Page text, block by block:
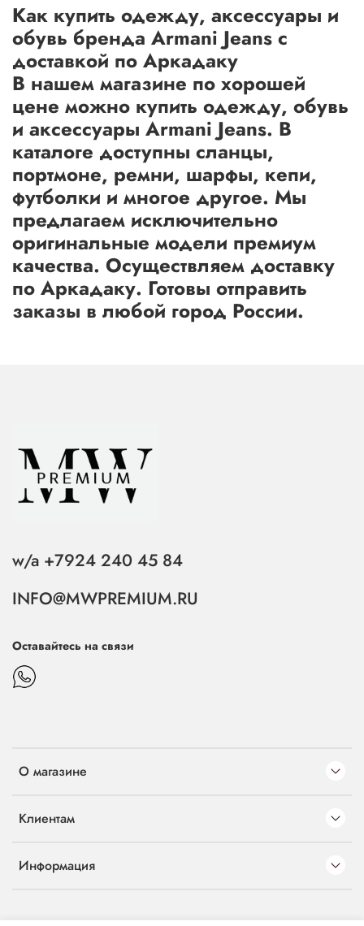
Как купить одежду, аксессуары и
обувь бренда Armani Jeans с
доставкой по Аркадаку
В нашем магазине по хорошей
цене можно купить одежду, обувь
и аксессуары Armani Jeans. В
каталоге доступны сланцы,
портмоне, ремни, шарфы, кепи,
футболки и многое другое. Мы
предлагаем исключительно
оригинальные модели премиум
качества. Осуществляем доставку
по Аркадаку. Готовы отправить
заказы в любой город России.
О магазине
Клиентам
Информация
w/a +7924 240 45 84
INFO@MWPREMIUM.RU
Оставайтесь на связи